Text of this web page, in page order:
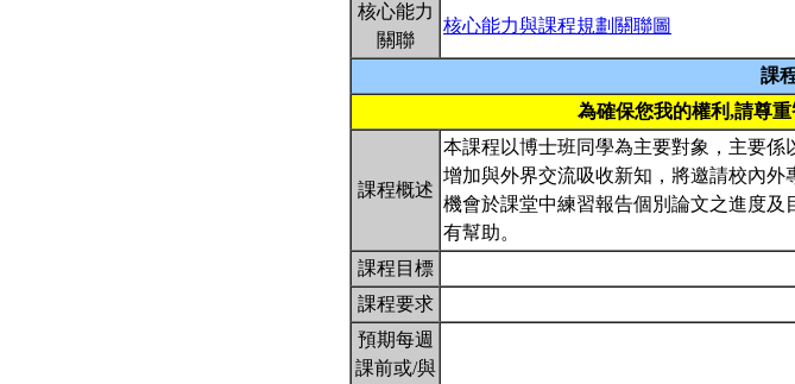
核心能力
關聯
核心能力與課程規劃關聯圖
課
為確保您我的權利,請尊
課程概述
本課程以博士班同學為主要對象，主要
增加與外界交流吸收新知，將邀請校內
機會於課堂中練習報告個別論文之進度
有幫助。
課程目標
課程要求
預期每週
課前或/與